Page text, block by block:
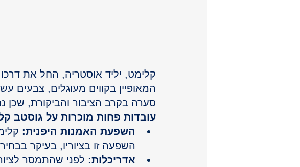
קלימט, יליד אוסטריה, החל את
המאופיין בקווים מעוגלים, צבעים
סערה בקרב הציבור והביקורת, שכן
עובדות פחות מוכרות על גוסטב
השפעת האמנות היפנית:
השפעה זו בציוריו, בעיקר
אדריכלות: לפני שהתמסר